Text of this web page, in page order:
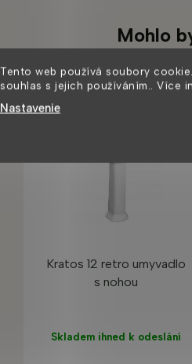
Tento web používá soubory
souhlas s jejich používáním.. Více
Nastavenie
Mohlo
BESTSELLER
Kratos 12 retro umyvadlo
s nohou
Skladem ihned k odeslání